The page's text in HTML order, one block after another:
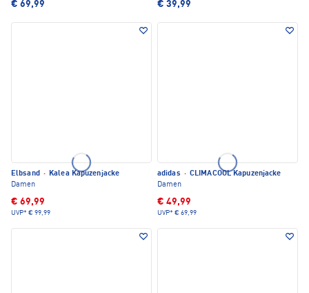
€ 69,99 € 39,99
Elbsand · Kalea Kapuzenjacke
Damen
€ 69,99
UVP* € 99,99
adidas · CLIMACOOL Kapuzenjacke
Damen
€ 49,99
UVP* € 69,99